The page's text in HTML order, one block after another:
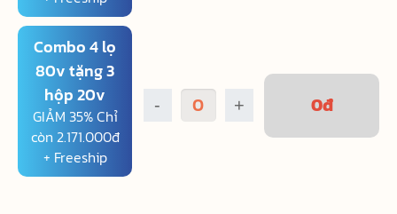
Combo 4 lọ
80v tặng 3
hộp 20v
GIẢM 35% Chỉ
còn 2.171.000đ
+ Freeship
- + 0đ